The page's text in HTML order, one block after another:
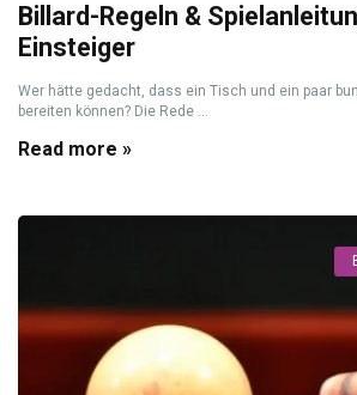
Billard-Regeln &
Einsteiger
Wer hätte gedacht, dass ein Tisch und ein paar
bereiten können? Die Rede ...
Read more »